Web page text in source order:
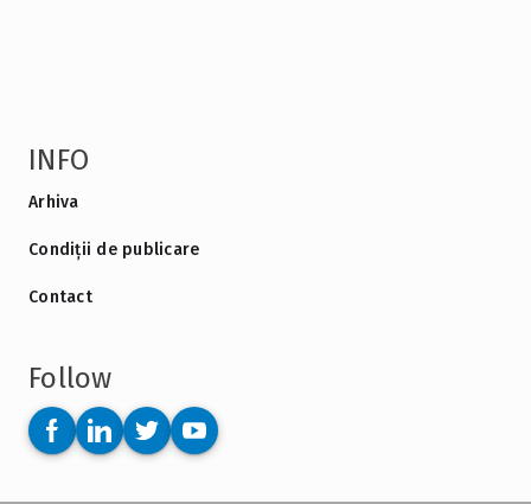
INFO
Arhiva
Condiții de publicare
Contact
Follow